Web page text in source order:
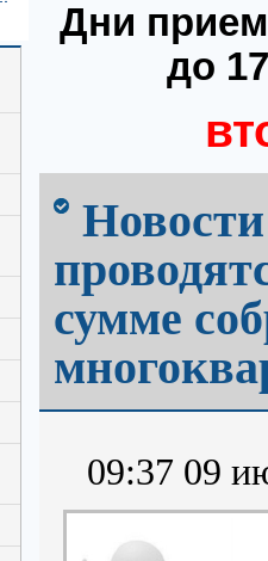
Дни
до
сумме
09:37 09